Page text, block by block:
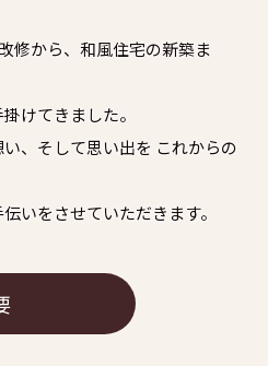
修から、和風住宅の新築ま
けてきました。
、そして思い出を これからの
いをさせていただきます。